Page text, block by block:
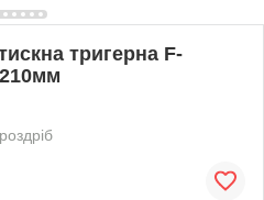
тригерна F-